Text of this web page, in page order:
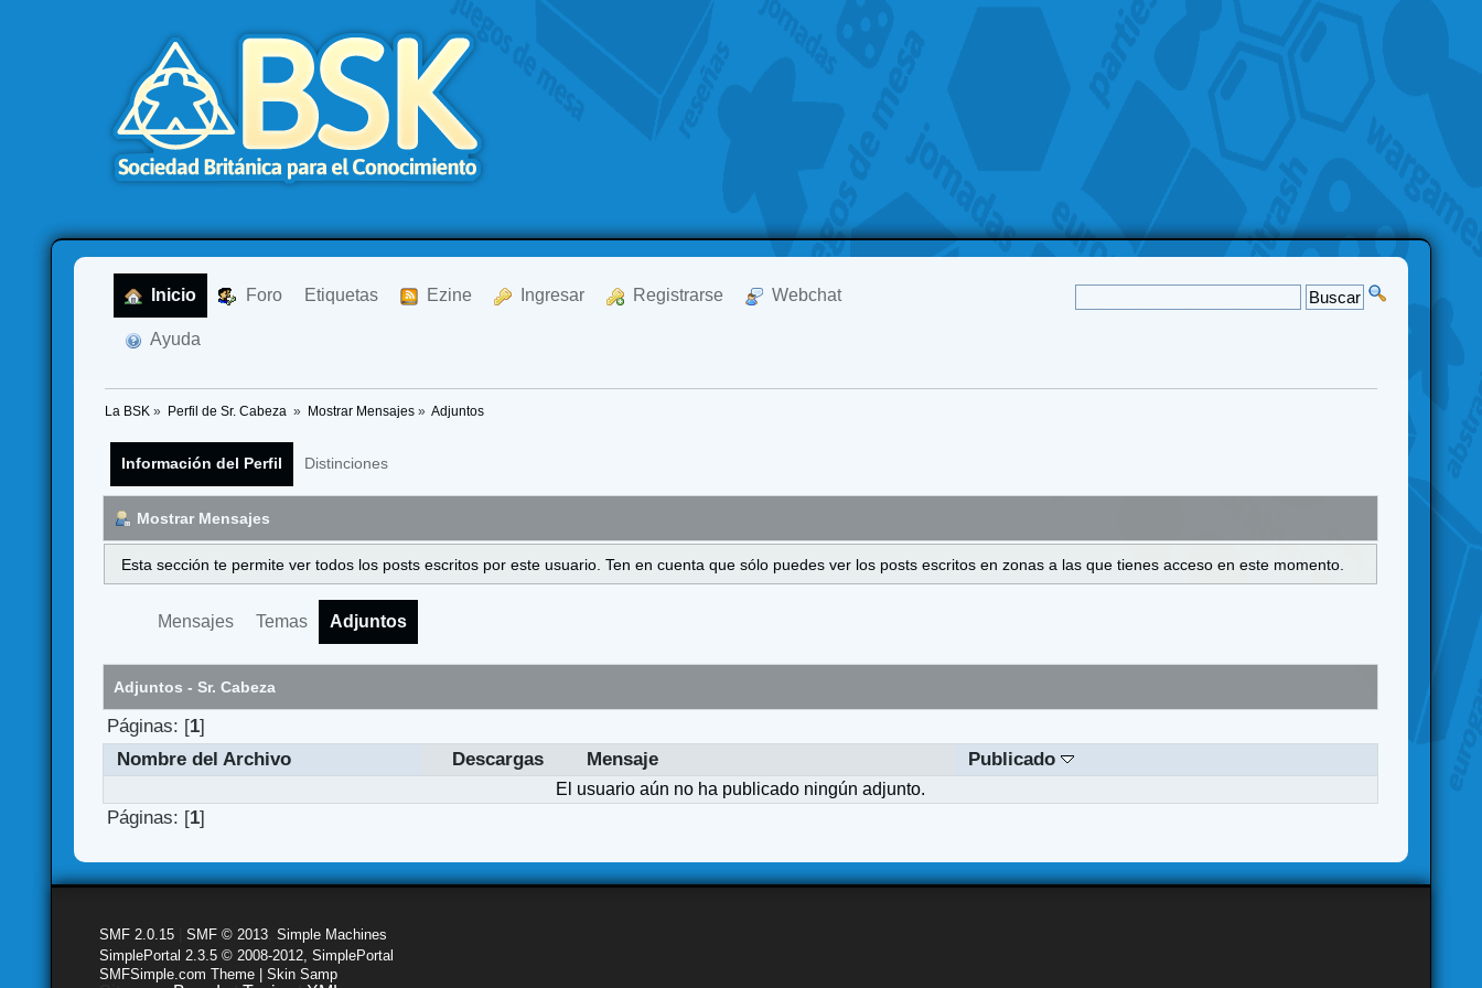
Inicio Foro Etiquetas Ezine Ingresar Registrarse Webchat
Ayuda
La BSK » Perfil de Sr. Cabeza » Mostrar Mensajes» Adjuntos
Información del Perfil Distinciones
Mostrar Mensajes
Esta sección te permite ver todos los posts escritos por este usuario. Ten en cuenta que sólo puedes ver los posts escritos en zonas a las que tienes acceso en este momento.
Mensajes Temas Adjuntos
Adjuntos - Sr. Cabeza
Páginas: [1]
Nombre del Archivo
Descargas Mensaje Publicado
El usuario aún no ha publicado ningún adjunto.
Páginas: [1]
SMF 2.0.15 |SMF © 2013 ,Simple Machines
SimplePortal 2.3.5 © 2008-2012, SimplePortal
SMFSimple.com Theme | Skin Samp